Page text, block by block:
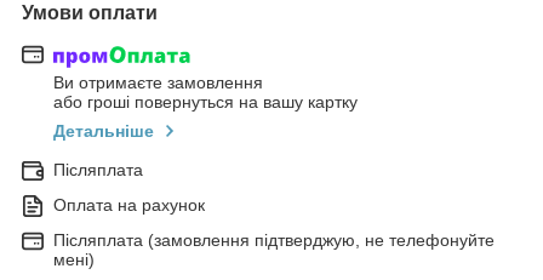
Умови оплати
Ви отримаєте замовлення
або гроші повернуться на вашу картку
Детальніше
Післяплата
Оплата на рахунок
Післяплата (замовлення підтверджую, не телефонуйте
мені)